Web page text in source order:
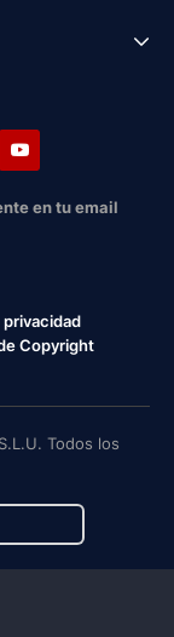
en tu email
privacidad
Copyright
Todos los